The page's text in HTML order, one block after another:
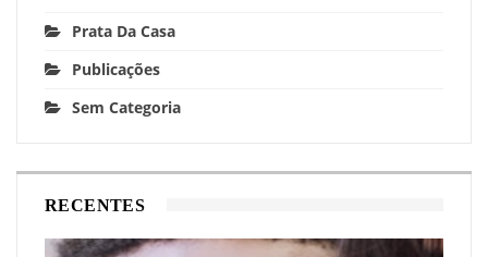
Prata Da Casa
Publicações
Sem Categoria
RECENTES